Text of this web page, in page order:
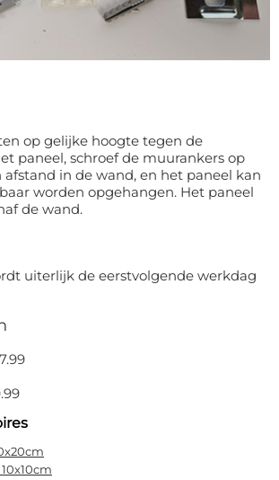
op gelijke hoogte tegen de
paneel, schroef de muurankers op
in de wand, en het paneel kan
worden opgehangen. Het paneel
de wand.
uiterlijk de eerstvolgende werkdag